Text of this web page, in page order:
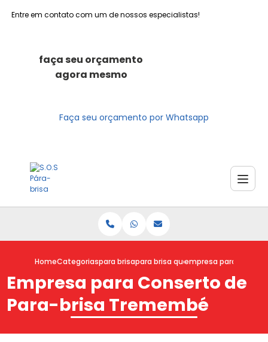
Entre em contato com um de nossos especialistas!
faça seu orçamento
agora mesmo
Faça seu orçamento por Whatsapp
HomeCategoriaspara brisapara brisa quebradoempresa para
Empresa para Conserto de
Para-brisa Tremembé